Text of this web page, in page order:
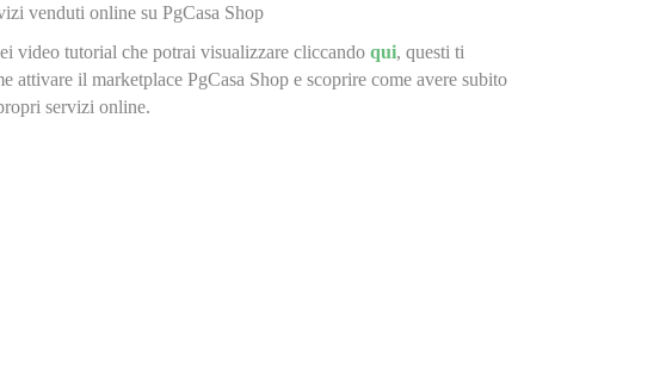
venduti online su PgCasa Shop
video tutorial che potrai visualizzare cliccando qui, questi ti
attivare il marketplace PgCasa Shop e scoprire come avere subito
servizi online.